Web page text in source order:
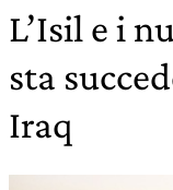
L’Isil e i
sta
Iraq